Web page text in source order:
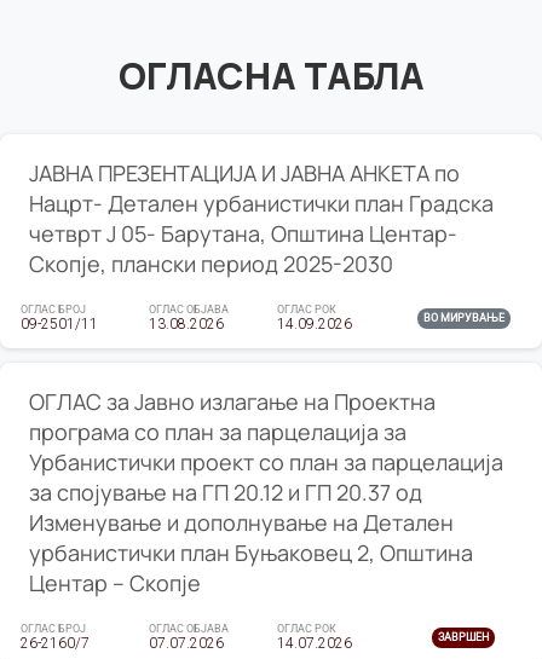
ОГЛАСНА ТАБЛА
ЈАВНА ПРЕЗЕНТАЦИЈА И ЈАВНА АНКЕТА по
Нацрт- Детален урбанистички план Градска
четврт Ј 05- Барутана, Општина Центар-
Скопје, плански период 2025-2030
ОГЛАС БРОЈ
09-2501/11
ОГЛАС ОБЈАВА
13.08.2026
ОГЛАС РОК
14.09.2026 ВО МИРУВАЊЕ
ОГЛАС за Јавно излагање на Проектна
програма со план за парцелација за
Урбанистички проект со план за парцелација
за спојување на ГП 20.12 и ГП 20.37 од
Изменување и дополнување на Детален
урбанистички план Буњаковец 2, Општина
Центар – Скопје
ОГЛАС БРОЈ
26-2160/7
ОГЛАС ОБЈАВА
07.07.2026
ОГЛАС РОК
14.07.2026 ЗАВРШЕН